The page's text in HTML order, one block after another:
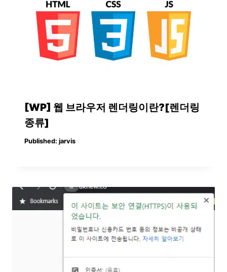
[WP] 웹 브라우저 렌더링이란?[렌더링
종류]
Published: jarvis